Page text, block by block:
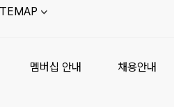
멤버십 안내 채용안내